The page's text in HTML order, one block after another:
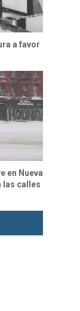
a favor
en Nueva
las calles